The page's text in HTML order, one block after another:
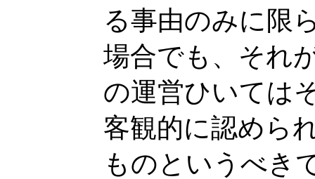
る事由のみに限
場合でも、それ
の運営ひいては
客観的に認めら
ものというべき